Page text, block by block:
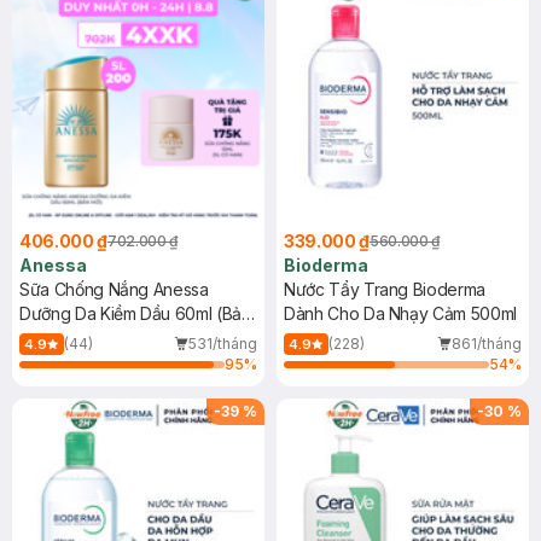
406.000 ₫702.000 ₫
Anessa
Sữa Chống Nắng Anessa
Dưỡng Da Kiềm Dầu 60ml (Bản
Mới)
4.9 (44)
531/tháng
95%
339.000 ₫560.000 ₫
Bioderma
Nước Tẩy Trang Bioderma
Dành Cho Da Nhạy Cảm 500ml
4.9 (228)
861/tháng
54%
-39 % -30 %